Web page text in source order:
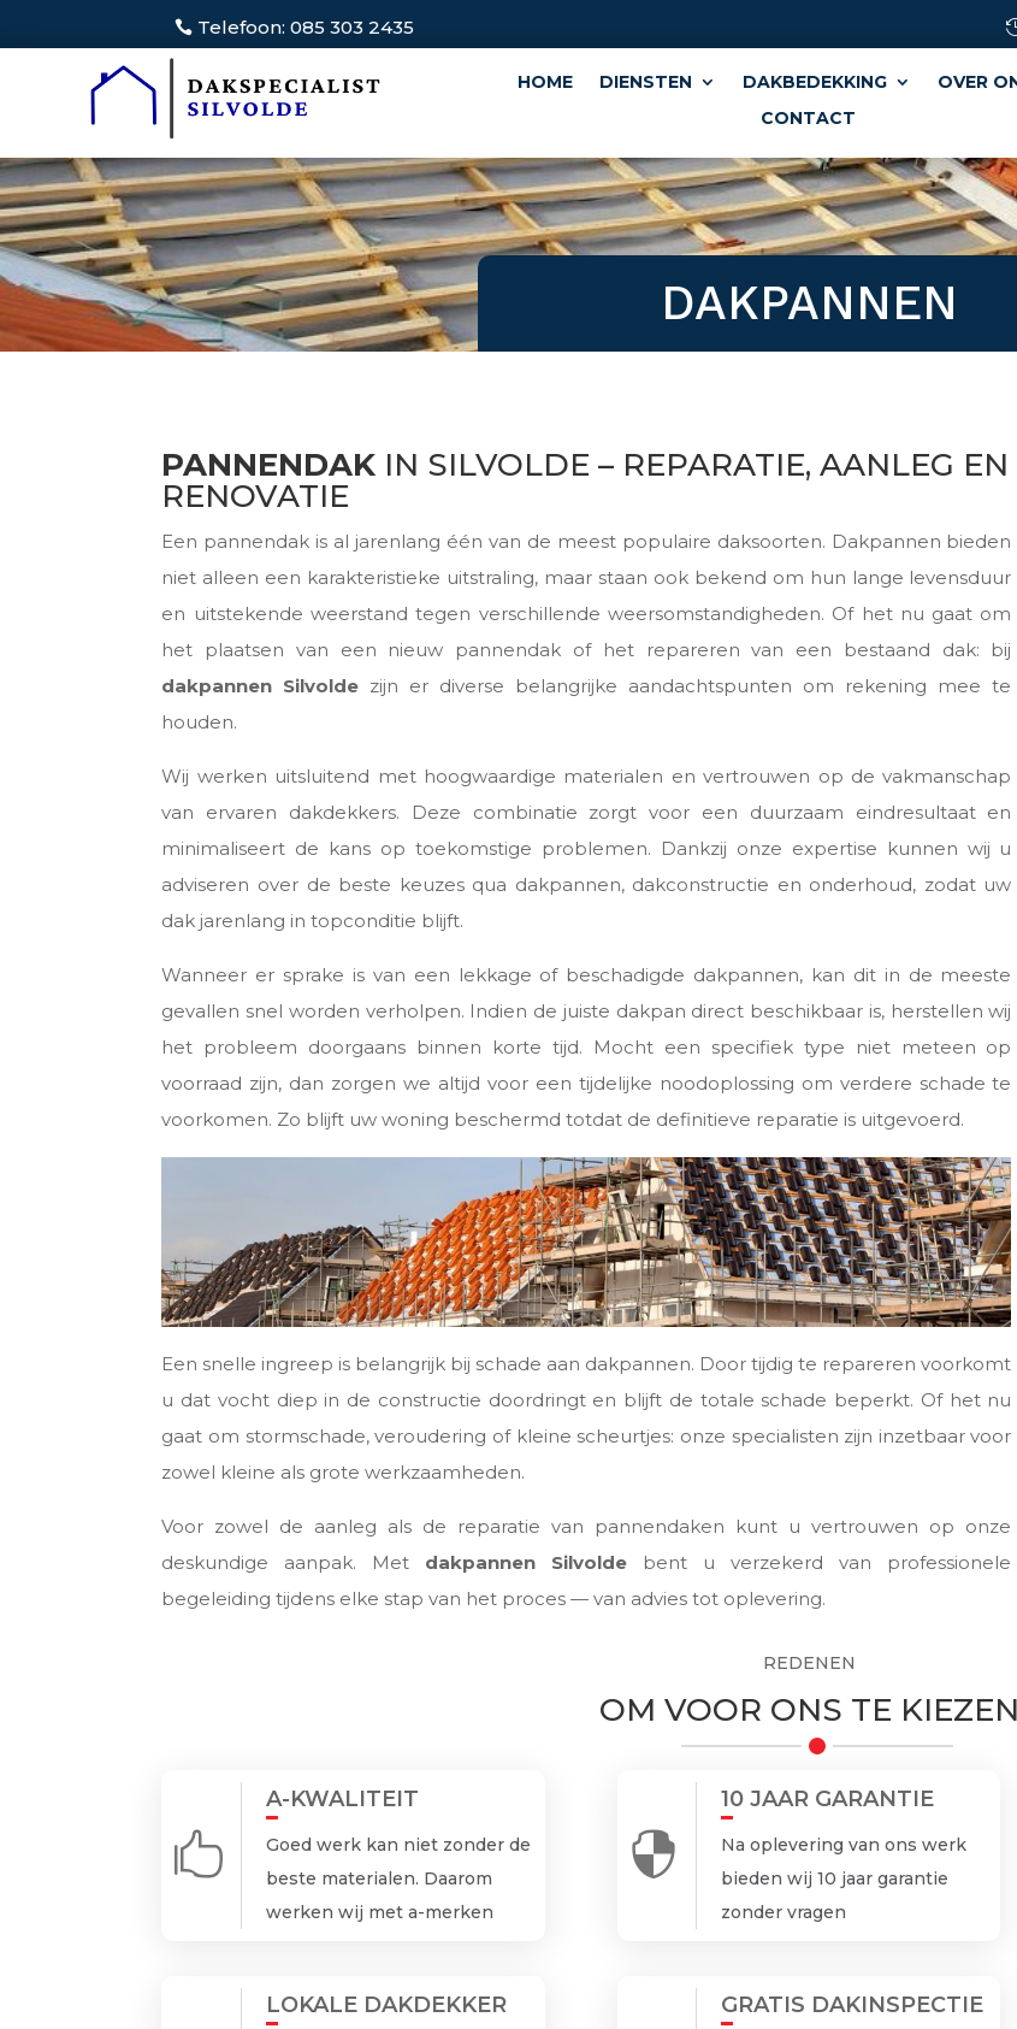
Telefoon: 085 303 2435
HOME DIENSTEN DAKBEDEKKING OVER
CONTACT
DAKPANNEN
PANNENDAK IN SILVOLDE – REPARATIE, AANLEG EN
RENOVATIE
Een pannendak is al jarenlang één van de meest populaire daksoorten. Dakpannen bieden
niet alleen een karakteristieke uitstraling, maar staan ook bekend om hun lange levensduur
en uitstekende weerstand tegen verschillende weersomstandigheden. Of het nu gaat om
het plaatsen van een nieuw pannendak of het repareren van een bestaand dak: bij
dakpannen Silvolde zijn er diverse belangrijke aandachtspunten om rekening mee te
houden.
Wij werken uitsluitend met hoogwaardige materialen en vertrouwen op de vakmanschap
van ervaren dakdekkers. Deze combinatie zorgt voor een duurzaam eindresultaat en
minimaliseert de kans op toekomstige problemen. Dankzij onze expertise kunnen wij u
adviseren over de beste keuzes qua dakpannen, dakconstructie en onderhoud, zodat uw
dak jarenlang in topconditie blijft.
Wanneer er sprake is van een lekkage of beschadigde dakpannen, kan dit in de meeste
gevallen snel worden verholpen. Indien de juiste dakpan direct beschikbaar is, herstellen wij
het probleem doorgaans binnen korte tijd. Mocht een specifiek type niet meteen op
voorraad zijn, dan zorgen we altijd voor een tijdelijke noodoplossing om verdere schade te
voorkomen. Zo blijft uw woning beschermd totdat de definitieve reparatie is uitgevoerd.
Een snelle ingreep is belangrijk bij schade aan dakpannen. Door tijdig te repareren voorkomt
u dat vocht diep in de constructie doordringt en blijft de totale schade beperkt. Of het nu
gaat om stormschade, veroudering of kleine scheurtjes: onze specialisten zijn inzetbaar voor
zowel kleine als grote werkzaamheden.
Voor zowel de aanleg als de reparatie van pannendaken kunt u vertrouwen op onze
deskundige aanpak. Met dakpannen Silvolde bent u verzekerd van professionele
begeleiding tijdens elke stap van het proces — van advies tot oplevering.
REDENEN
OM VOOR ONS TE KIEZEN

A-KWALITEIT
Goed werk kan niet zonder de
beste materialen. Daarom
werken wij met a-merken
LOKALE DAKDEKKER

10 JAAR GARANTIE
Na oplevering van ons werk
bieden wij 10 jaar garantie
zonder vragen
GRATIS DAKINSPECTIE